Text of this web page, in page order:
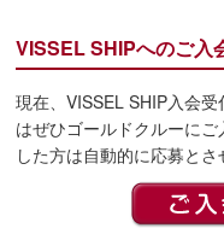
VISSEL SHIPへのご入
現在、VISSEL SHIP入会
はぜひゴールドクルーに
した方は自動的に応募とさ